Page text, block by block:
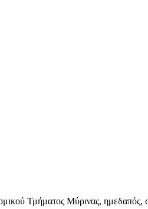
Τμήματος Μύρινας, ημεδαπός,